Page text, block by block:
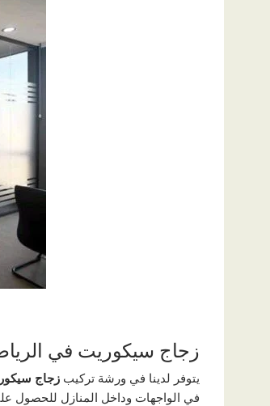
زجاج سيكوريت في
يتوفر لدينا في ورشة تركيب زجاج
في الواجهات وداخل المنازل للحصول